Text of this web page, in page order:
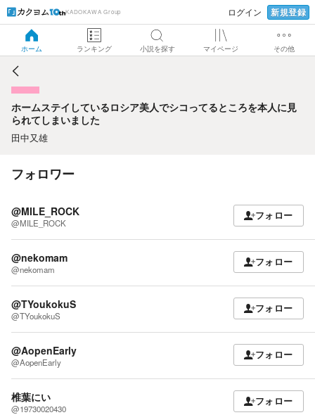
KADOKAWA Group ログイン 新規登録
ホーム ランキング 小説を探す マイページ その他
ホームステイしているロシア美人でシコってるところを本人
に見られてしまいました
ホームステイしているロシア美人でシコってるところを本人に見
られてしまいました
田中又雄
フォロワー
@MILE_ROCK
@MILE_ROCK
フォロー
@nekomam
@nekomam
フォロー
@TYoukokuS
@TYoukokuS
フォロー
@AopenEarly
@AopenEarly
フォロー
椎葉にい
@19730020430
フォロー